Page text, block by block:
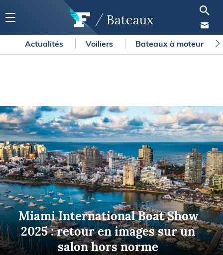
Bateaux
Actualités Voiliers Bateaux à moteur
Miami International Boat Show
2025 : retour en images sur un
salon hors norme